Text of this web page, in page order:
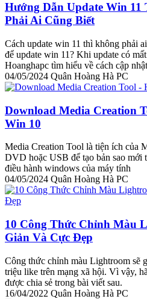
Hướng Dẫn Update Win
Phải Ai Cũng Biết
Cách update win 11 thì không phải
để update win 11? Khi update có
Hoanghapc tìm hiểu về cách cập
04/05/2024 Quân Hoàng Hà PC
Download Media Creation
Win 10
Media Creation Tool là tiện ích của
DVD hoặc USB để tạo bản sao mới
điều hành windows của máy tính
04/05/2024 Quân Hoàng Hà PC
10 Công Thức Chỉnh Màu
Giản Và Cực Đẹp
Công thức chỉnh màu Lightroom sẽ
triệu like trên mạng xã hội. Vì vậy,
được chia sẻ trong bài viết sau.
16/04/2022 Quân Hoàng Hà PC